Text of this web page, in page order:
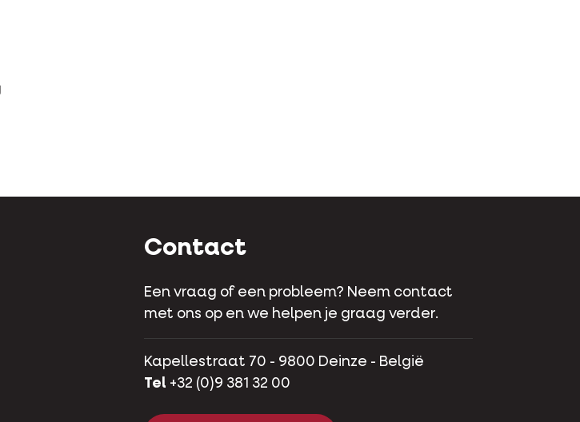
Contact
Een vraag of een probleem? Neem contact
met ons op en we helpen je graag verder.
Kapellestraat 70 - 9800 Deinze - België
Tel +32 (0)9 381 32 00